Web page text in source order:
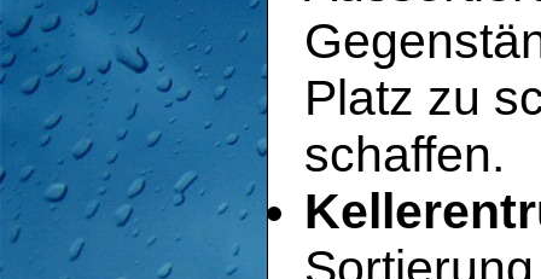
Platz zu
schaffen.